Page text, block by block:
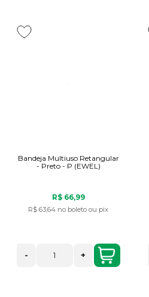
Bandeja Multiuso Retangular
- Preto - P (EWEL)
R$ 66,99
R$ 63,64 no boleto ou pix
- +